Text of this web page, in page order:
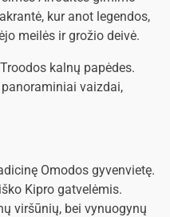
kur anot legendos,
meilės ir grožio deivė.
kalnų papėdes.
vaizdai,
Omodos gyvenvietę.
Kipro gatvelėmis.
viršūnių, bei vynuogynų